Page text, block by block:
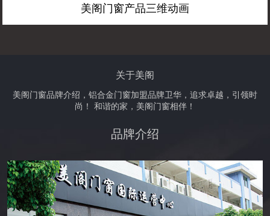
美阁门窗产品三维动画
关于美阁
美阁门窗品牌介绍，铝合金门窗加盟品牌卫华，追求卓越，引领时
尚！ 和谐的家，美阁门窗相伴！
品牌介绍